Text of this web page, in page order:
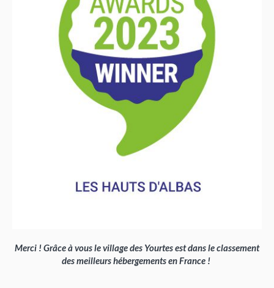
Merci ! Grâce à vous le village des Yourtes est dans le classement
des meilleurs hébergements en France !